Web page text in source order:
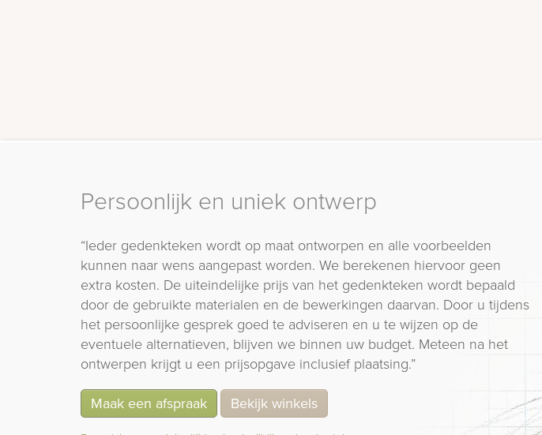
Persoonlijk en uniek ontwerp
“Ieder gedenkteken wordt op maat ontworpen en alle voorbeelden
kunnen naar wens aangepast worden. We berekenen hiervoor geen
extra kosten. De uiteindelijke prijs van het gedenkteken wordt bepaald
door de gebruikte materialen en de bewerkingen daarvan. Door u tijdens
het persoonlijke gesprek goed te adviseren en u te wijzen op de
eventuele alternatieven, blijven we binnen uw budget. Meteen na het
ontwerpen krijgt u een prijsopgave inclusief plaatsing.”
Maak een afspraak Bekijk winkels